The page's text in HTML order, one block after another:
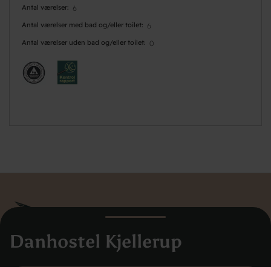
Danhostel Kjellerup
Antal værelser 6
Antal værelser med bad og/eller toilet 6
Antal værelser uden bad og/eller toilet 0
Danhostel Danmarks Vandrerhjem